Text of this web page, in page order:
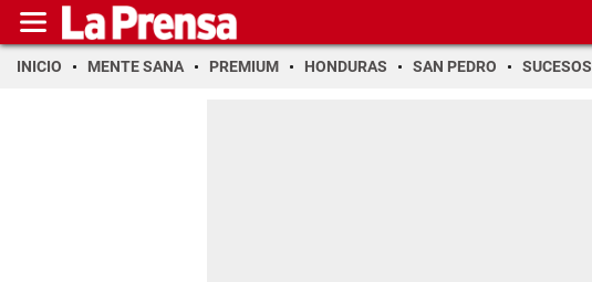
INICIO MENTE SANA PREMIUM HONDURAS SAN PEDRO SUCESOS